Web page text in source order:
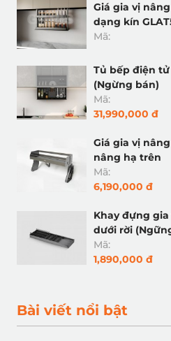
Giá gia vị
dạng kín
Mã:
Tủ bếp điện
(Ngừng bán)
Mã:
31,990,000 đ
Giá gia vị
nâng hạ trên
Mã:
6,190,000 đ
Khay đựng gia
dưới rời
Mã:
1,890,000 đ
Bài viết nổi bật